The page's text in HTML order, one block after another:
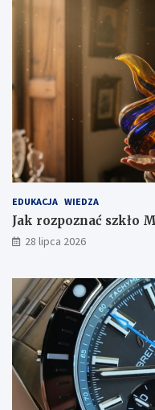
EDUKACJA WIEDZA
Jak rozpoznać szkło
28 lipca 2026